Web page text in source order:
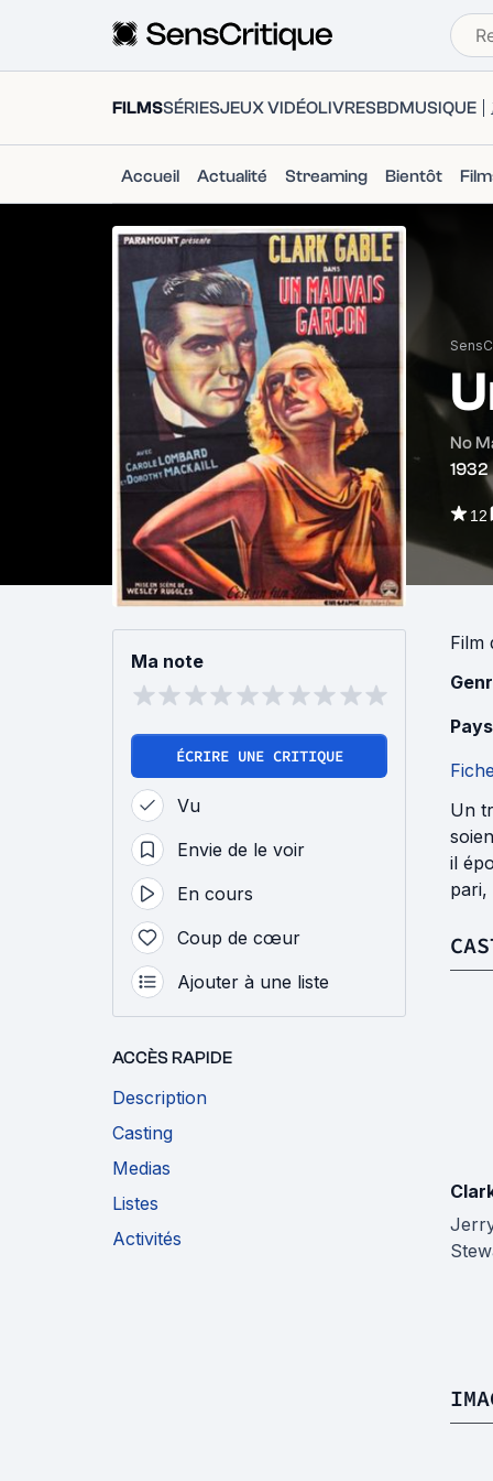
FILMSSÉRIESJEUX VIDÉOLIVRESBDMUSIQUE
Accueil Actualité Streaming Bientôt
No
1932
12
Ma note
ÉCRIRE UNE CRITIQUE
Vu
Envie de le voir
En cours
Coup de cœur
Ajouter à une liste
ACCÈS RAPIDE
Description
Casting
Medias
Listes
Activités
Film
Un
il
pari,